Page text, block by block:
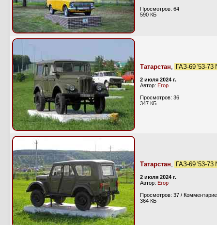
Просмотров: 64
590 КБ
Татарстан, ГАЗ-69 '53-
2 июля 2024 г.
Автор: Егор
Просмотров: 36
347 КБ
Татарстан, ГАЗ-69 '53-
2 июля 2024 г.
Автор: Егор
Просмотров: 37 /
364 КБ